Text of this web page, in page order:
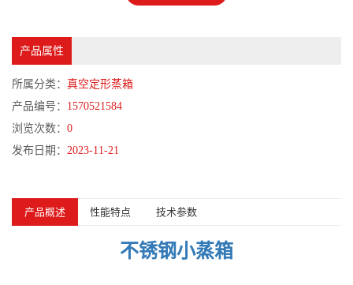
产品属性
所属分类： 真空定形蒸箱
产品编号： 1570521584
浏览次数： 0
发布日期： 2023-11-21
产品概述 性能特点 技术参数
不锈钢小蒸箱